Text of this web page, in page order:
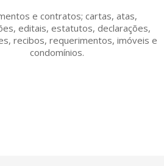
e contratos; cartas, atas,
editais, estatutos, declarações,
recibos, requerimentos, imóveis e
condomínios.